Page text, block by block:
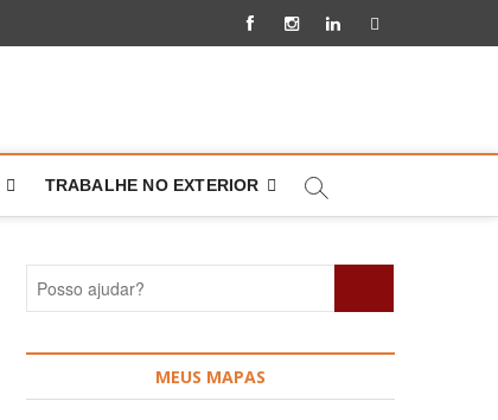
FacebookInstagramLinkedinPinterest
TRABALHE NO EXTERIOR
MEUS MAPAS